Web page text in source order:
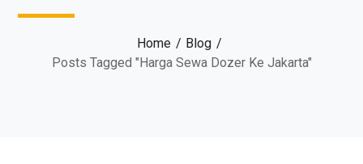
Home
Blog
Posts Tagged "Harga Sewa Dozer Ke Jakarta"